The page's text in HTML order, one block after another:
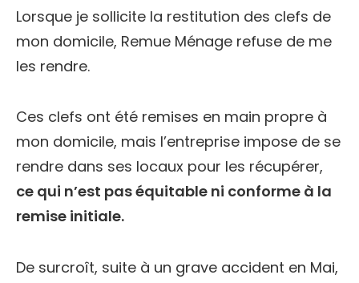
Lorsque je sollicite la restitution des clefs de
mon domicile, Remue Ménage refuse de me
les rendre.
Ces clefs ont été remises en main propre à
mon domicile, mais l’entreprise impose de se
rendre dans ses locaux pour les récupérer,
ce qui n’est pas équitable ni conforme à la
remise initiale.
De surcroît, suite à un grave accident en Mai,